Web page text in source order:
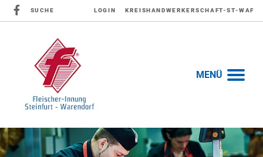
SUCHE LOGIN KREISHANDWERKERSCHAFT-ST-WAF
MENÜ